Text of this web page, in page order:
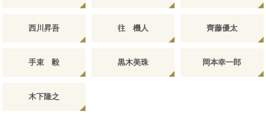
西川昇吾 往 機人 齊藤優太
手束 毅 黒木美珠 岡本幸一郎
木下隆之